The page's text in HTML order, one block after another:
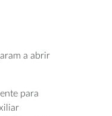
a abrir
para